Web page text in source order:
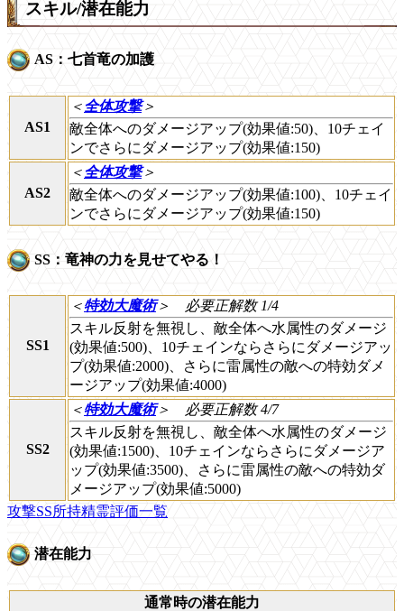
スキル/潜在能力
AS：七首竜の加護
AS1
＜全体攻撃＞
敵全体へのダメージアップ(効果値:50)、10チェイ
ンでさらにダメージアップ(効果値:150)
AS2
＜全体攻撃＞
敵全体へのダメージアップ(効果値:100)、10チェイ
ンでさらにダメージアップ(効果値:150)
SS：竜神の力を見せてやる！
SS1
＜特効大魔術＞
必要正解数 1/4
スキル反射を無視し、敵全体へ水属性のダメージ
(効果値:500)、10チェインならさらにダメージアッ
プ(効果値:2000)、さらに雷属性の敵への特効ダメ
ージアップ(効果値:4000)
SS2
＜特効大魔術＞
必要正解数 4/7
スキル反射を無視し、敵全体へ水属性のダメージ
(効果値:1500)、10チェインならさらにダメージア
ップ(効果値:3500)、さらに雷属性の敵への特効ダ
メージアップ(効果値:5000)
攻撃SS所持精霊評価一覧
潜在能力
通常時の潜在能力